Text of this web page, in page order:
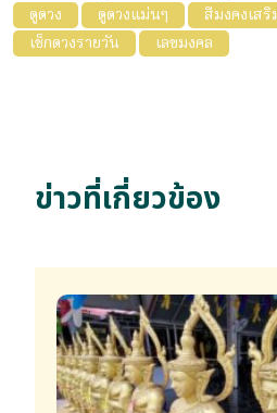
ดูดวง
ดูดวงแม่นๆ สีมงคงเสริ
เช็กดวงรายวัน
เลขมงคล
ข่าวที่เกี่ยวข้อง